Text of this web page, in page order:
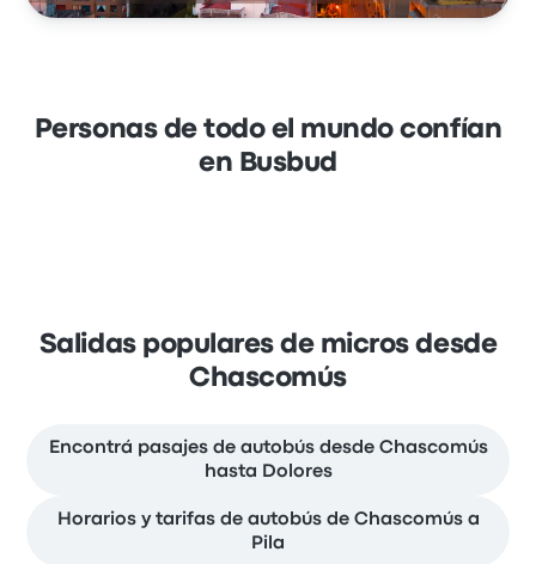
Personas de todo el mundo confían
en Busbud
Salidas populares de micros desde
Chascomús
Encontrá pasajes de autobús desde Chascomús
hasta Dolores
Horarios y tarifas de autobús de Chascomús a
Pila